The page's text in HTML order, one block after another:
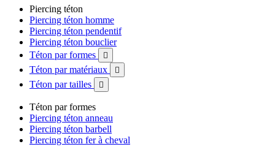
Piercing téton
Piercing téton homme
Piercing téton pendentif
Piercing téton bouclier
Téton par formes

Téton par matériaux 
Téton par tailles 
Téton par formes
Piercing téton anneau
Piercing téton barbell
Piercing téton fer à cheval